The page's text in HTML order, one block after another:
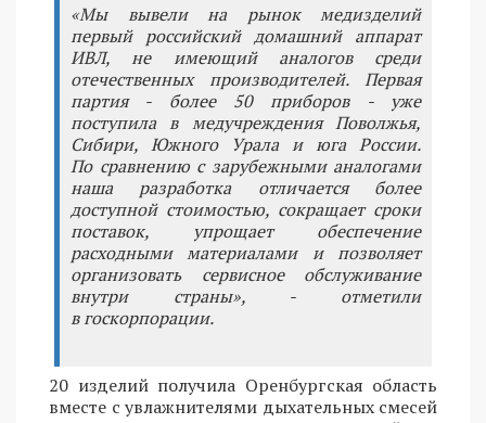
«Мы вывели на рынок медизделий
первый российский домашний аппарат
ИВЛ, не имеющий аналогов среди
отечественных производителей. Первая
партия - более 50 приборов - уже
поступила в медучреждения Поволжья,
Сибири, Южного Урала и юга России.
По сравнению с зарубежными аналогами
наша разработка отличается более
доступной стоимостью, сокращает сроки
поставок, упрощает обеспечение
расходными материалами и позволяет
организовать сервисное обслуживание
внутри страны», - отметили
в госкорпорации.
20 изделий получила Оренбургская область
вместе с увлажнителями дыхательных смесей